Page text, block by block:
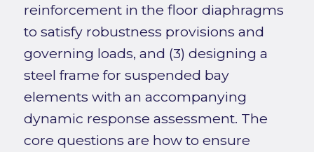
reinforcement in the floor diaphragms
to satisfy robustness provisions and
governing loads, and (3) designing a
steel frame for suspended bay
elements with an accompanying
dynamic response assessment. The
core questions are how to ensure